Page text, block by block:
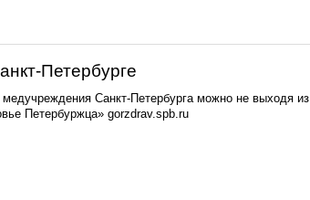
Петербурге
Санкт-Петербурга можно не выходя из
Петербуржца» gorzdrav.spb.ru